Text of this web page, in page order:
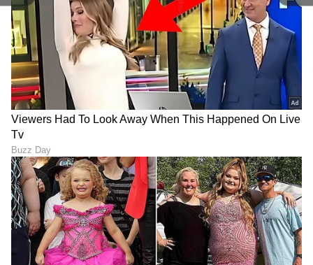
ಊಟಿ (Ooty)
ನೀಲಗಿರಿ ಬೆಟ್ಟಗಳ ನಡುವೆ ಇರುವ ಊಟಿಯನ್ನು
'ಗಿರಿಧಾಮಗಳ ರಾಣಿ' ಎಂದು ಕರೆಯಲಾಗುತ್ತದೆ. ಯುನೆಸ್ಕೋ
ಪಾರಂಪರಿಕ ತಾಣವಾದ 'ನೀಲಗಿರಿ ಮೌಂಟೇನ್ ರೈಲ್ವೆ' ಇಲ್ಲಿನ
ಪ್ರಮುಖ ಆಕರ್ಷಣೆ. ಇಲ್ಲಿನ ತಾಪಮಾನ 10–20°C ಇರುತ್ತದೆ.
ಇಲ್ಲಿನ ಬಟಾನಿಕಲ್ ಗಾರ್ಡನ್, ದೊಡ್ಡಬೆಟ್ಟ ಪೀಕ್, ಪೈಕಾರಾ
ಜಲಪಾತ ಮತ್ತು ವಿಶಾಲವಾದ ಚಹಾ ತೋಟಗಳು
ಪ್ರವಾಸಿಗರನ್ನು ಕೈಬೀಸಿ ಕರೆಯುತ್ತವೆ.